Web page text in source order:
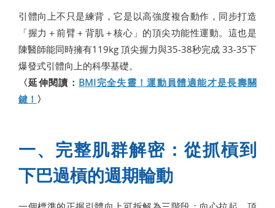
引體向上不只是練背，它是以高強度複合動作，同步打造
「握力＋前臂＋背肌＋核心」的頂尖功能性運動。這也是
陳醫師能同時擁有119kg 頂尖握力與35-38秒完成 33-35下
爆發式引體向上的科學基礎。
〈延伸閱讀： BMI完全失靈！運動員體適能才是長壽關
鍵！ 〉
一、完整肌群解密：從抓槓到
下巴過槓的週期輪動